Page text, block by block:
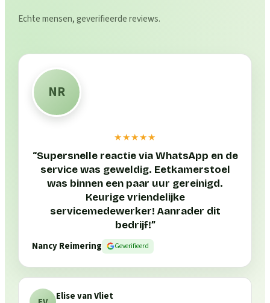
Echte mensen, geverifieerde reviews.
NR
★★★★★
“Supersnelle reactie via WhatsApp en de
service was geweldig. Eetkamerstoel
was binnen een paar uur gereinigd.
Keurige vriendelijke
servicemedewerker! Aanrader dit
bedrijf!”
Nancy Reimering
Geverifieerd
Elise van Vliet